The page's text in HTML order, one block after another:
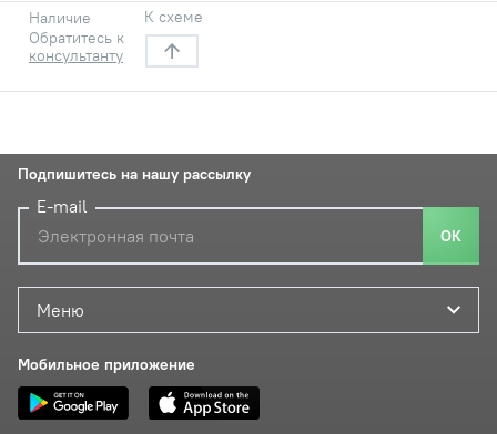
Наличие
Обратитесь к
консультанту
К схеме
Меню
Мобильное приложение
Подпишитесь на нашу рассылку
E-mail
ОК